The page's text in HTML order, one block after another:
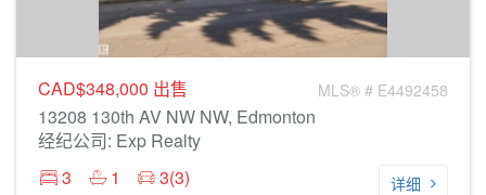
CAD$348,000 出售 MLS® # E4492458
13208 130th AV NW NW, Edmonton
经纪公司: Exp Realty
3
1 3(3) 详细